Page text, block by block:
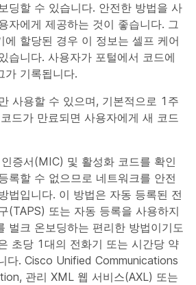
딩할 수 있습니다. 안전한 방법을 사
자에게 제공하는 것이 좋습니다. 그
에 할당된 경우 이 정보는 셀프 케어
습니다. 사용자가 포털에서 코드에
가 기록됩니다.
사용할 수 있으며, 기본적으로 1주
드가 만료되면 사용자에게 새 코드
증서(MIC) 및 활성화 코드를 확인
록할 수 없으므로 네트워크를 안전
법입니다. 이 방법은 자동 등록된 전
(TAPS) 또는 자동 등록을 사용하지
벌크 온보딩하는 편리한 방법이기도
초당 1대의 전화기 또는 시간당 약
다. Cisco Unified Communications
관리 XML 웹 서비스(AXL) 또는